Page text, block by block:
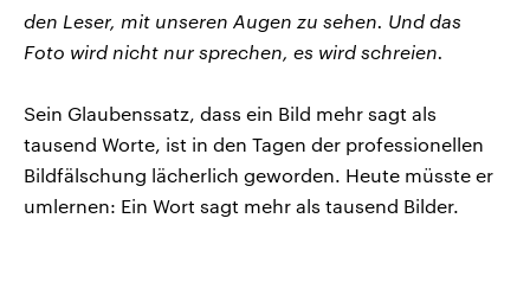
den Leser, mit unseren Augen zu sehen. Und das
Foto wird nicht nur sprechen, es wird schreien.
Sein Glaubenssatz, dass ein Bild mehr sagt als
tausend Worte, ist in den Tagen der professionellen
Bildfälschung lächerlich geworden. Heute müsste er
umlernen: Ein Wort sagt mehr als tausend Bilder.